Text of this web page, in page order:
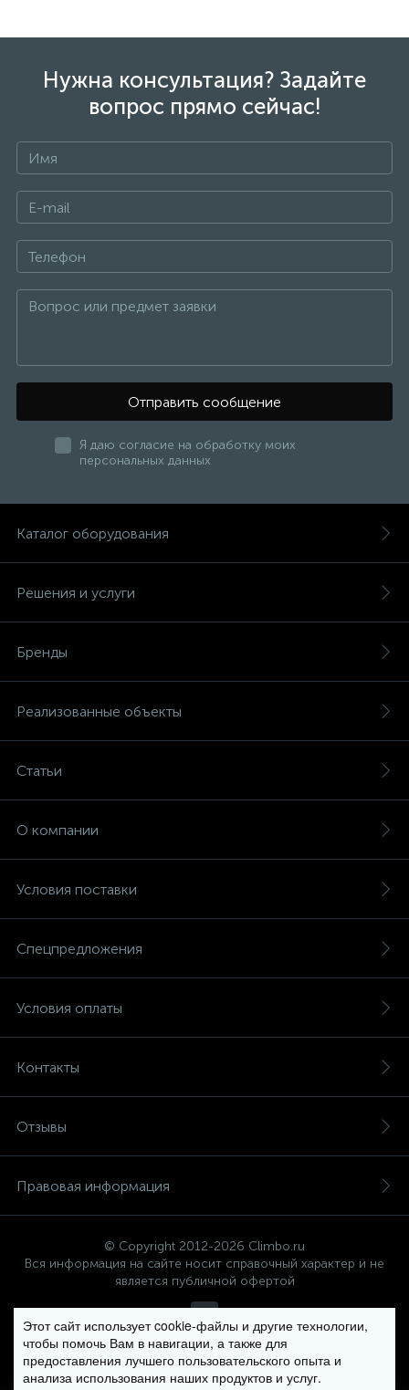
Нужна консультация? Задайте
вопрос прямо сейчас!
Отправить сообщение
Я даю согласие на обработку моих
персональных данных
Каталог оборудования
Решения и услуги
Бренды
Реализованные объекты
Статьи
О компании
Условия поставки
Спецпредложения
Условия оплаты
Контакты
Отзывы
Правовая информация
© Copyright 2012-2026 Climbo.ru
Вся информация на сайте носит справочный характер и не
является публичной офертой
Политика компании в отношении обработки персональных
данных
Этот сайт использует cookie-файлы и другие технологии,
чтобы помочь Вам в навигации, а также для
предоставления лучшего пользовательского опыта и
анализа использования наших продуктов и услуг.